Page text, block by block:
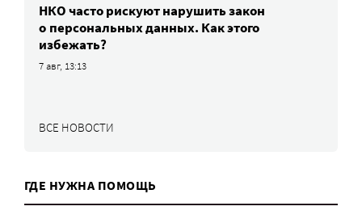
НКО часто рискуют нарушить закон
о персональных данных. Как этого
избежать?
7 авг, 13:13
ВСЕ НОВОСТИ
ГДЕ НУЖНА ПОМОЩЬ